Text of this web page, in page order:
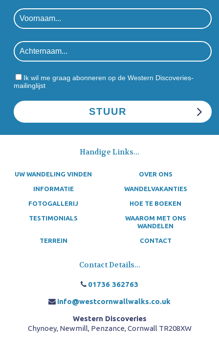
Ik wil me graag abonneren op de Western Discoveries-
mailinglijst
Handige Links...
UW WANDELING VINDEN OVER ONS
INFORMATIE WANDELVAKANTIES
FOTOGALLERIJ HOE TE BOEKEN
TESTIMONIALS
WAAROM MET ONS
WANDELEN
TERREIN CONTACT
Contact Details...
01736 362763
info@westcornwallwalks.co.uk
Western Discoveries
Chynoey, Newmill, Penzance, Cornwall TR208XW